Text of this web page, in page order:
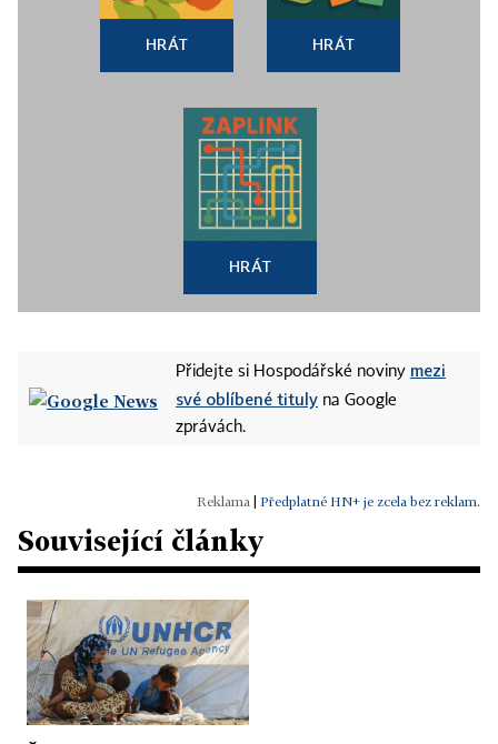
HRÁT HRÁT
HRÁT
Přidejte si Hospodářské noviny mezi
své oblíbené tituly na Google
zprávách.
Předplatné HN+ je zcela bez reklam.
Související články